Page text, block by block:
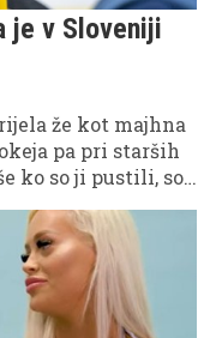
je v Sloveniji
že kot majhna
pa pri starših
ko so ji pustili, so
v hokeju vztraja
kruh na
premore le tri
odšla na sever, je